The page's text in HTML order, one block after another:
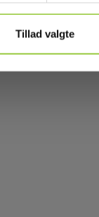
Tillad valgte